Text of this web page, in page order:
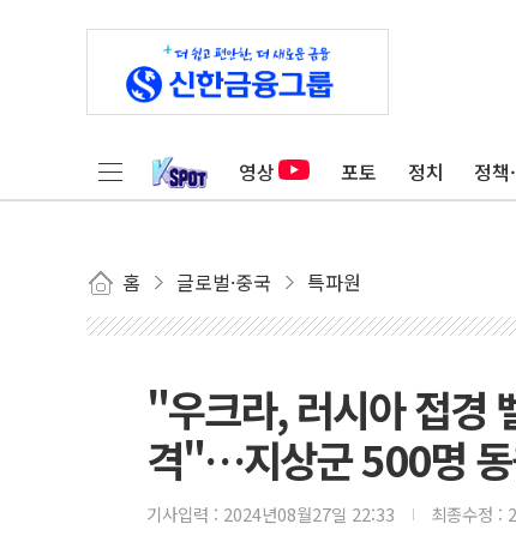
영상 포토 정치 정책
홈 글로벌·중국 특파원
"우크라, 러시아 접경
격"…지상군 500명
기사입력 : 2024년08월27일 22:33 최종수정 :